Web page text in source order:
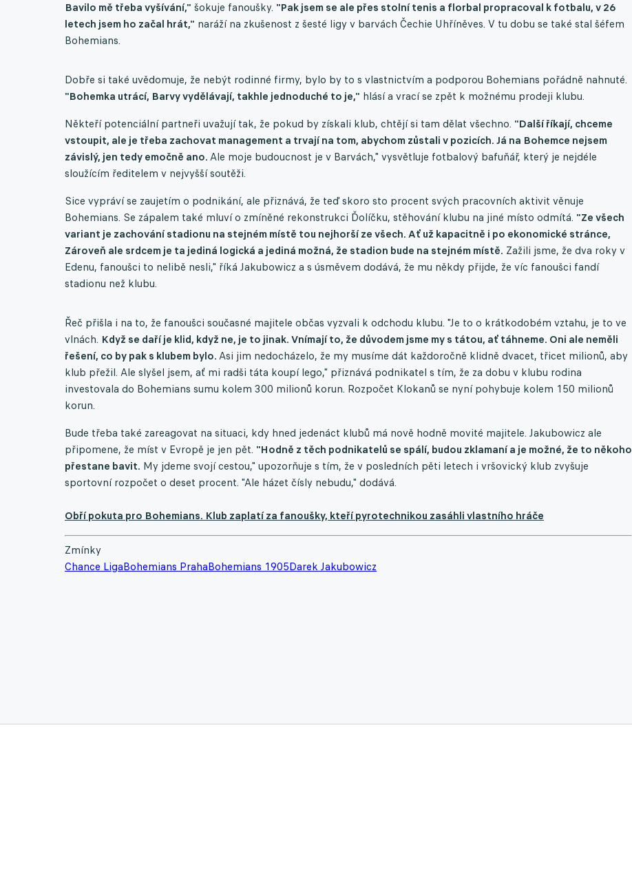
Bavilo mě třeba vyšívání," šokuje fanoušky. "Pak jsem se ale přes stolní tenis a florbal propracoval k fotbalu, v 26
letech jsem ho začal hrát," naráží na zkušenost z šesté ligy v barvách Čechie Uhříněves. V tu dobu se také stal šéfem
Bohemians.
Dobře si také uvědomuje, že nebýt rodinné firmy, bylo by to s vlastnictvím a podporou Bohemians pořádně nahnuté.
"Bohemka utrácí, Barvy vydělávají, takhle jednoduché to je," hlásí a vrací se zpět k možnému prodeji klubu.
Někteří potenciální partneři uvažují tak, že pokud by získali klub, chtějí si tam dělat všechno. "Další říkají, chceme
vstoupit, ale je třeba zachovat management a trvají na tom, abychom zůstali v pozicích. Já na Bohemce nejsem
závislý, jen tedy emočně ano. Ale moje budoucnost je v Barvách," vysvětluje fotbalový bafuňář, který je nejdéle
sloužícím ředitelem v nejvyšší soutěži.
Sice vypráví se zaujetím o podnikání, ale přiznává, že teď skoro sto procent svých pracovních aktivit věnuje
Bohemians. Se zápalem také mluví o zmíněné rekonstrukci Ďolíčku, stěhování klubu na jiné místo odmítá. "Ze všech
variant je zachování stadionu na stejném místě tou nejhorší ze všech. Ať už kapacitně i po ekonomické stránce,
Zároveň ale srdcem je ta jediná logická a jediná možná, že stadion bude na stejném místě. Zažili jsme, že dva roky v
Edenu, fanoušci to nelibě nesli," říká Jakubowicz a s úsměvem dodává, že mu někdy přijde, že víc fanoušci fandí
stadionu než klubu.
Řeč přišla i na to, že fanoušci současné majitele občas vyzvali k odchodu klubu. "Je to o krátkodobém vztahu, je to ve
vlnách. Když se daří je klid, když ne, je to jinak. Vnímají to, že důvodem jsme my s tátou, ať táhneme. Oni ale neměli
řešení, co by pak s klubem bylo. Asi jim nedocházelo, že my musíme dát každoročně klidně dvacet, třicet milionů, aby
klub přežil. Ale slyšel jsem, ať mi radši táta koupí lego," přiznává podnikatel s tím, že za dobu v klubu rodina
investovala do Bohemians sumu kolem 300 milionů korun. Rozpočet Klokanů se nyní pohybuje kolem 150 milionů
korun.
Bude třeba také zareagovat na situaci, kdy hned jedenáct klubů má nově hodně movité majitele. Jakubowicz ale
připomene, že míst v Evropě je jen pět. "Hodně z těch podnikatelů se spálí, budou zklamaní a je možné, že to někoho
přestane bavit. My jdeme svojí cestou," upozorňuje s tím, že v posledních pěti letech i vršovický klub zvyšuje
sportovní rozpočet o deset procent. "Ale házet čísly nebudu," dodává.
Obří pokuta pro Bohemians. Klub zaplatí za fanoušky, kteří pyrotechnikou zasáhli vlastního hráče
Zmínky
Chance LigaBohemians PrahaBohemians 1905Darek Jakubowicz